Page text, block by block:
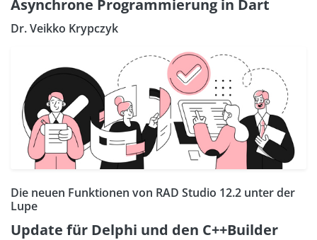
Asynchrone Programmierung in Dart
Dr. Veikko Krypczyk
Die neuen Funktionen von RAD Studio 12.2 unter der
Lupe
Update für Delphi und den C++Builder